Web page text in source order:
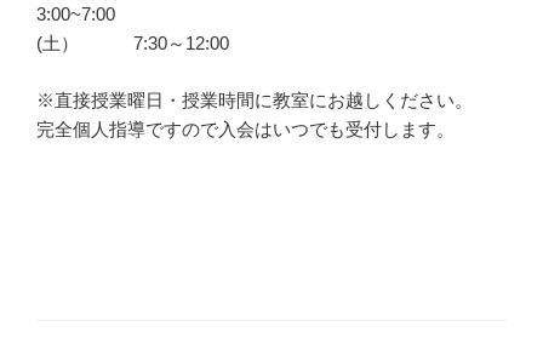
3:00~7:00
(土） 7:30～12:00
※直接授業曜日・授業時間に教室にお越しください。
完全個人指導ですので入会はいつでも受付します。